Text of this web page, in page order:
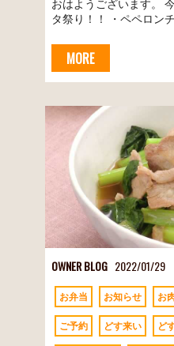
タ祭り！！ ・ペペロン
MORE
OWNER BLOG 2022/01/29
お弁当 お知らせ お
ご予約 どす来い ど